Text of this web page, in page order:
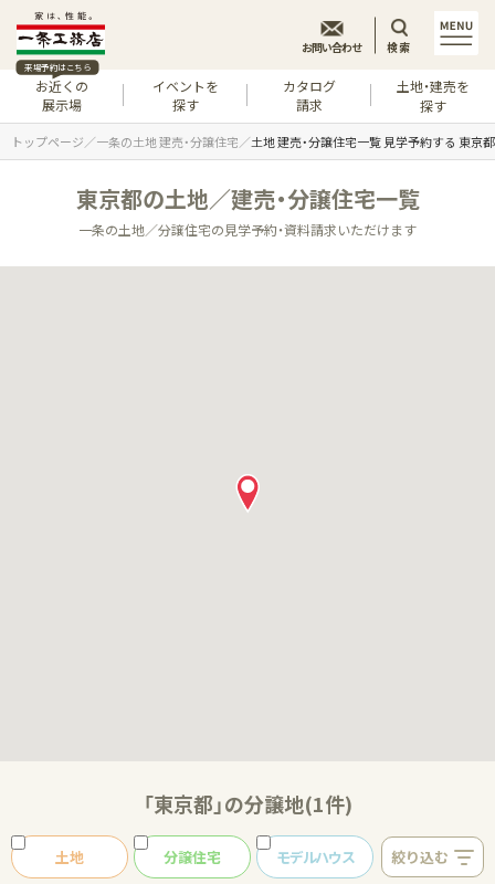
来場予約はこちら
お近くの
展示場
イベントを
探す
カタログ
請求
土地・建売を
探す
お問い合わせ 検索
トップページ 一条の土地 建売・分譲住宅 土地 建売・分譲住宅一覧 見学予約する 東京都
東京都の土地／建売・分譲住宅一覧
一条の土地／分譲住宅の見学予約・資料請求いただけます
「東京都」の分譲地(1件)
土地 分譲住宅 モデルハウス 絞り込む